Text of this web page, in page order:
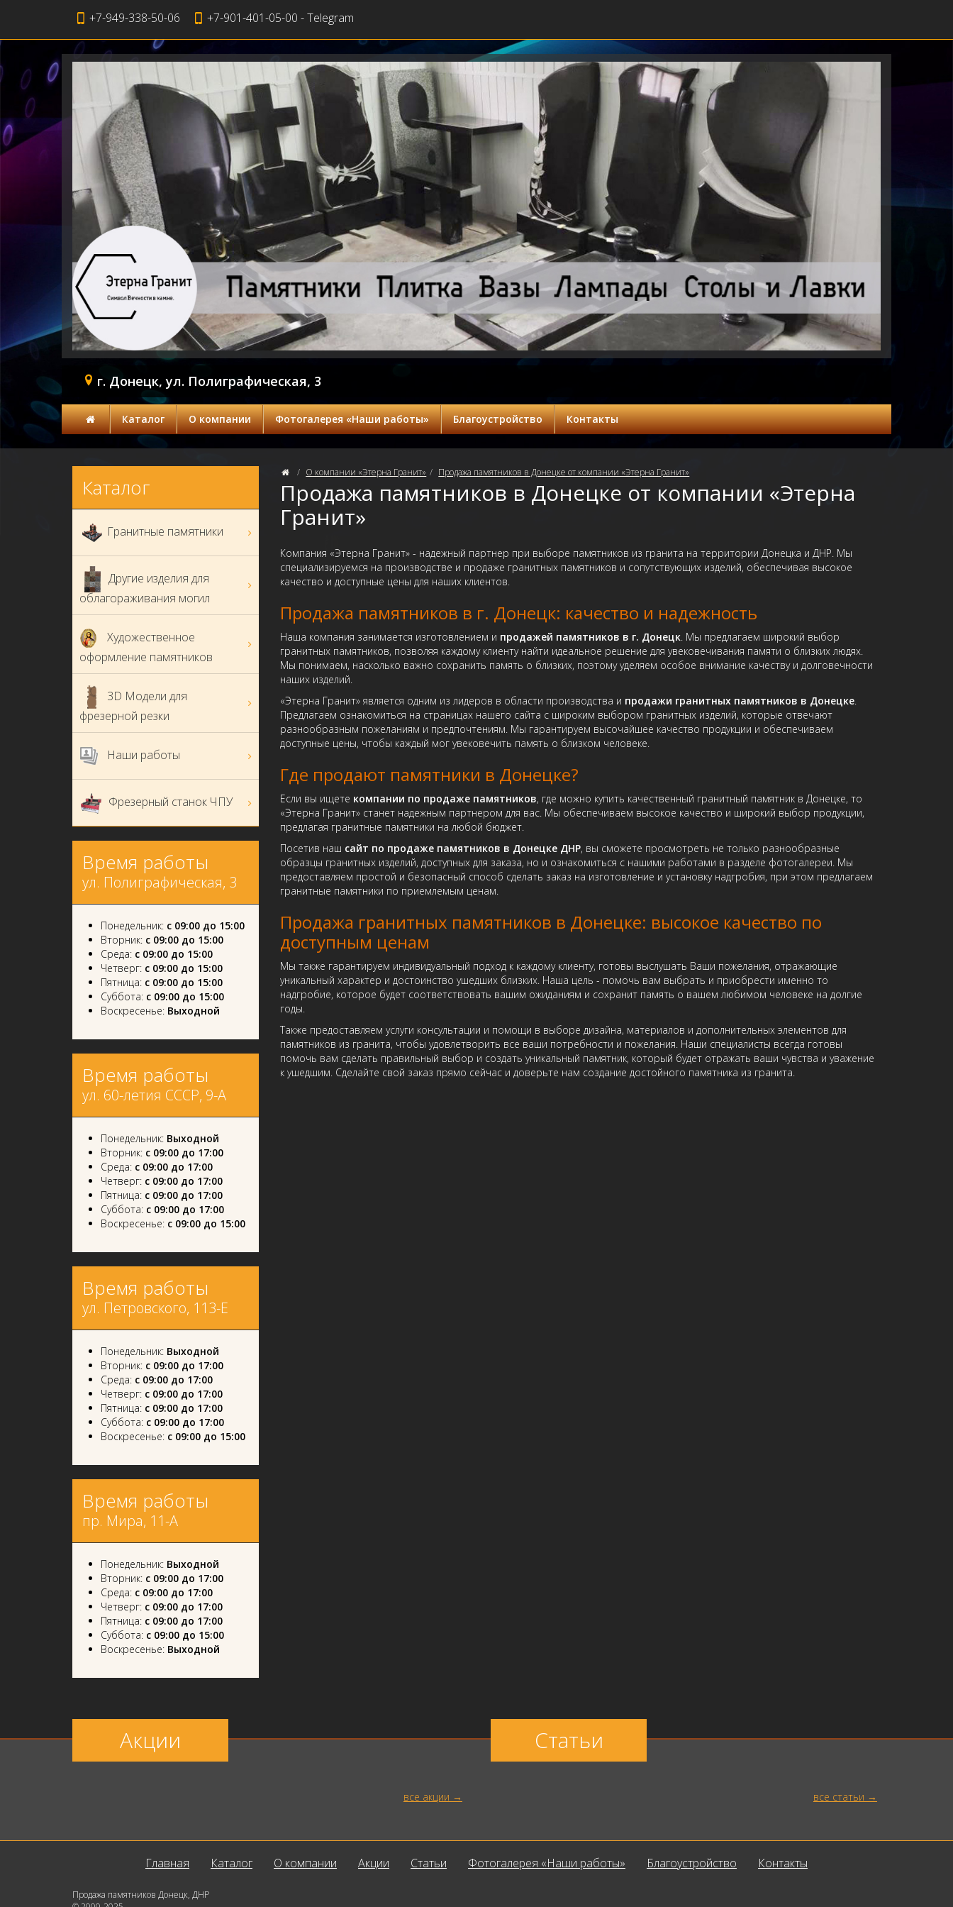
+7-949-338-50-06 +7-901-401-05-00 - Telegram
г. Донецк, ул. Полиграфическая, 3
Каталог О компании Фотогалерея «Наши работы» Благоустройство Контакты
О компании «Этерна Гранит» Продажа памятников в Донецке от компании «Этерна Гранит»
Продажа памятников в Донецке от компании «Этерна
Гранит»
Компания «Этерна Гранит» - надежный партнер при выборе памятников из гранита на территории Донецка и ДНР. Мы
специализируемся на производстве и продаже гранитных памятников и сопутствующих изделий, обеспечивая высокое
качество и доступные цены для наших клиентов.
Продажа памятников в г. Донецк: качество и надежность
Наша компания занимается изготовлением и продажей памятников в г. Донецк. Мы предлагаем широкий выбор
гранитных памятников, позволяя каждому клиенту найти идеальное решение для увековечивания памяти о близких людях.
Мы понимаем, насколько важно сохранить память о близких, поэтому уделяем особое внимание качеству и долговечности
наших изделий.
«Этерна Гранит» является одним из лидеров в области производства и продажи гранитных памятников в Донецке.
Предлагаем ознакомиться на страницах нашего сайта с широким выбором гранитных изделий, которые отвечают
разнообразным пожеланиям и предпочтениям. Мы гарантируем высочайшее качество продукции и обеспечиваем
доступные цены, чтобы каждый мог увековечить память о близком человеке.
Где продают памятники в Донецке?
Если вы ищете компании по продаже памятников, где можно купить качественный гранитный памятник в Донецке, то
«Этерна Гранит» станет надежным партнером для вас. Мы обеспечиваем высокое качество и широкий выбор продукции,
предлагая гранитные памятники на любой бюджет.
Посетив наш сайт по продаже памятников в Донецке ДНР, вы сможете просмотреть не только разнообразные
образцы гранитных изделий, доступных для заказа, но и ознакомиться с нашими работами в разделе фотогалереи. Мы
предоставляем простой и безопасный способ сделать заказ на изготовление и установку надгробия, при этом предлагаем
гранитные памятники по приемлемым ценам.
Продажа гранитных памятников в Донецке: высокое качество по
доступным ценам
Мы также гарантируем индивидуальный подход к каждому клиенту, готовы выслушать Ваши пожелания, отражающие
уникальный характер и достоинство ушедших близких. Наша цель - помочь вам выбрать и приобрести именно то
надгробие, которое будет соответствовать вашим ожиданиям и сохранит память о вашем любимом человеке на долгие
годы.
Также предоставляем услуги консультации и помощи в выборе дизайна, материалов и дополнительных элементов для
памятников из гранита, чтобы удовлетворить все ваши потребности и пожелания. Наши специалисты всегда готовы
помочь вам сделать правильный выбор и создать уникальный памятник, который будет отражать ваши чувства и уважение
к ушедшим. Сделайте свой заказ прямо сейчас и доверьте нам создание достойного памятника из гранита.
Каталог
Гранитные памятники
Другие изделия для
облагораживания могил
Художественное
оформление памятников
3D Модели для
фрезерной резки
Наши работы
Фрезерный станок ЧПУ
Время работы
ул. Полиграфическая, 3
Понедельник: с 09:00 до 15:00
Вторник: с 09:00 до 15:00
Среда: с 09:00 до 15:00
Четверг: с 09:00 до 15:00
Пятница: с 09:00 до 15:00
Суббота: с 09:00 до 15:00
Воскресенье: Выходной
Время работы
ул. 60-летия СССР, 9-А
Понедельник: Выходной
Вторник: с 09:00 до 17:00
Среда: с 09:00 до 17:00
Четверг: с 09:00 до 17:00
Пятница: с 09:00 до 17:00
Суббота: с 09:00 до 17:00
Воскресенье: с 09:00 до 15:00
Время работы
ул. Петровского, 113-Е
Понедельник: Выходной
Вторник: с 09:00 до 17:00
Среда: с 09:00 до 17:00
Четверг: с 09:00 до 17:00
Пятница: с 09:00 до 17:00
Суббота: с 09:00 до 17:00
Воскресенье: с 09:00 до 15:00
Время работы
пр. Мира, 11-А
Понедельник: Выходной
Вторник: с 09:00 до 17:00
Среда: с 09:00 до 17:00
Четверг: с 09:00 до 17:00
Пятница: с 09:00 до 17:00
Суббота: с 09:00 до 15:00
Воскресенье: Выходной
Акции
все акции
Статьи
все статьи
Главная Каталог О компании Акции Статьи Фотогалерея «Наши работы» Благоустройство Контакты
Продажа памятников Донецк, ДНР